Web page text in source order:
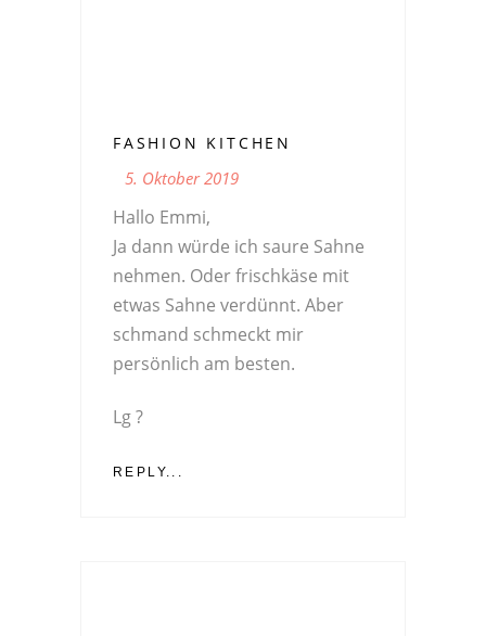
FASHION KITCHEN
5. Oktober 2019
Hallo Emmi,
Ja dann würde ich saure Sahne
nehmen. Oder frischkäse mit
etwas Sahne verdünnt. Aber
schmand schmeckt mir
persönlich am besten.
Lg ?
REPLY...